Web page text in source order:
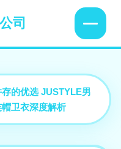
司
的优选 JUSTYLE男
卫衣深度解析